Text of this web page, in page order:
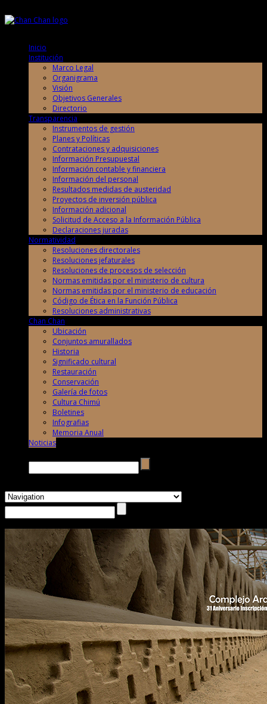
Inicio
Institución
Marco Legal
Organigrama
Visión
Objetivos Generales
Directorio
Transparencia
Instrumentos de gestión
Planes y Políticas
Contrataciones y adquisiciones
Información Presupuestal
Información contable y financiera
Información del personal
Resultados medidas de austeridad
Proyectos de inversión pública
Información adicional
Solicitud de Acceso a la Información Pública
Declaraciones juradas
Normatividad
Resoluciones directorales
Resoluciones jefaturales
Resoluciones de procesos de selección
Normas emitidas por el ministerio de cultura
Normas emitidas por el ministerio de educación
Código de Ética en la Función Pública
Resoluciones administrativas
Chan Chan
Ubicación
Conjuntos amurallados
Historia
Significado cultural
Restauración
Conservación
Galería de fotos
Cultura Chimú
Boletines
Infografias
Memoria Anual
Noticias